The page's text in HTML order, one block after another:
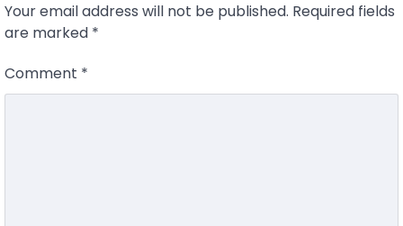
Your email address will not be published. Required fields
are marked *
Comment *